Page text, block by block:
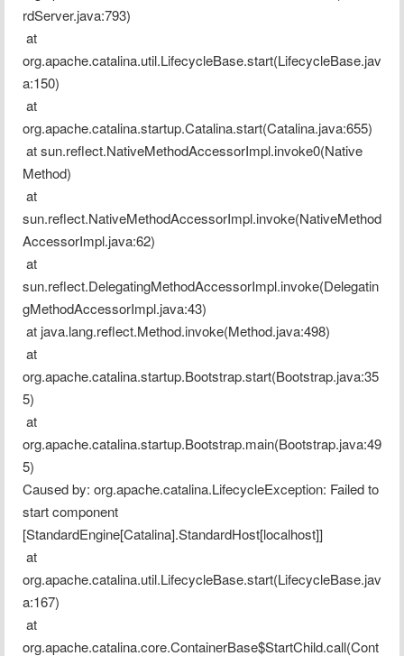
rdServer.java:793)
org.apache.catalina.util.LifecycleBase.start(LifecycleBase.jav
a:150)
org.apache.catalina.startup.Catalina.start(Catalina.java:655)
Method)
sun.reflect.NativeMethodAccessorImpl.invoke(NativeMethod
AccessorImpl.java:62)
sun.reflect.DelegatingMethodAccessorImpl.invoke(Delegatin
gMethodAccessorImpl.java:43)
at java.lang.reflect.Method.invoke(Method.java:498)
org.apache.catalina.startup.Bootstrap.start(Bootstrap.java:35
5)
org.apache.catalina.startup.Bootstrap.main(Bootstrap.java:49
5)
Caused by: org.apache.catalina.LifecycleException: Failed to
start component
[StandardEngine[Catalina].StandardHost[localhost]]
org.apache.catalina.util.LifecycleBase.start(LifecycleBase.jav
a:167)
org.apache.catalina.core.ContainerBase$StartChild.call(Cont